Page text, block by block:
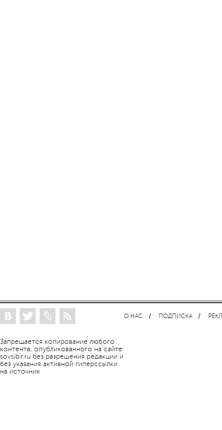
Запрещается копирование любого
контента, опубликованного на сайте
sovsibir.ru без разрешения редакции и
без указания активной гиперссылки
на источник
О НАС ПОДПИСКА